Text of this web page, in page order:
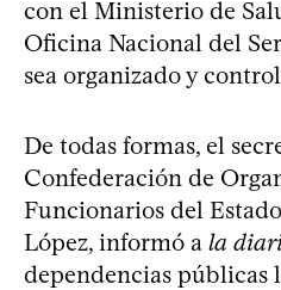
con el Ministerio de
Oficina Nacional del
sea organizado y
De todas formas, el
Confederación de
Funcionarios del
López, informó a la
dependencias públicas